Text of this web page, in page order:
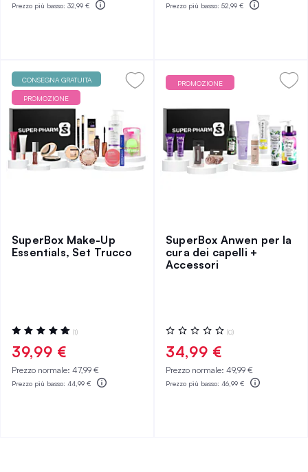
Prezzo più basso: 32,99 € Prezzo più basso: 52,99 €
CONSEGNA GRATUITA
PROMOZIONE
SuperBox Make-Up
Essentials, Set Trucco
Valutazione:
100%
(1)
39,99 €
Prezzo normale: 47,99 €
Prezzo più basso: 44,99 €
PROMOZIONE
SuperBox Anwen per la
cura dei capelli +
Accessori
Valutazione:
0%
(0)
34,99 €
Prezzo normale: 49,99 €
Prezzo più basso: 46,99 €